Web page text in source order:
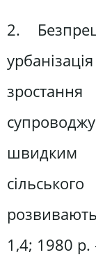
2.
швидким
1,4; 1980